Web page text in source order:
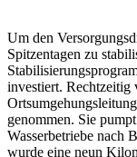
Um den
Spitzentagen zu
investiert. Rechtzeitig
genommen. Sie
Wasserbetriebe nach
wurde eine neun